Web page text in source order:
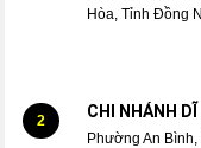
Hòa, Tỉnh Đồng
2 CHI NHÁNH
Phường An